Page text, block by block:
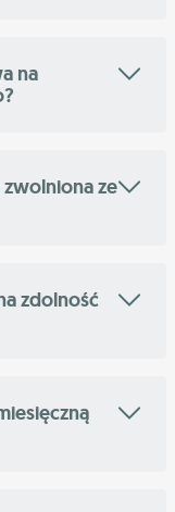
na
zwolniona ze
zdolność